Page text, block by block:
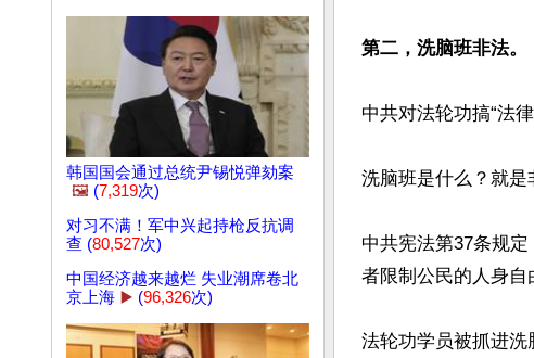
韩国国会通过总统尹锡悦弹劾案
🖼️ (7,319次)
对习不满！军中兴起持枪反抗调
查 (80,527次)
中国经济越来越烂 失业潮席卷北
京上海 ▶️ (96,326次)
第二，洗脑班非法。
中共对法轮功搞“法
洗脑班是什么？就是
中共宪法第37条规
者限制公民的人身自
法轮功学员被抓进